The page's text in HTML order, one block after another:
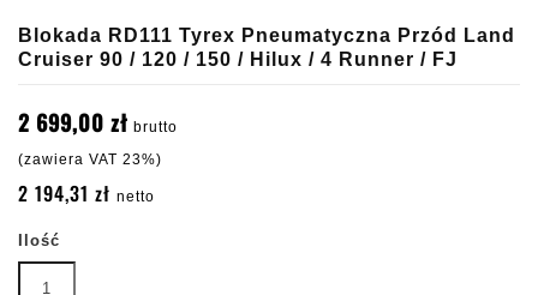
Blokada RD111 Tyrex Pneumatyczna Przód Land
Cruiser 90 / 120 / 150 / Hilux / 4 Runner / FJ
2 699,00 zł brutto
(zawiera VAT 23%)
2 194,31 zł netto
Ilość